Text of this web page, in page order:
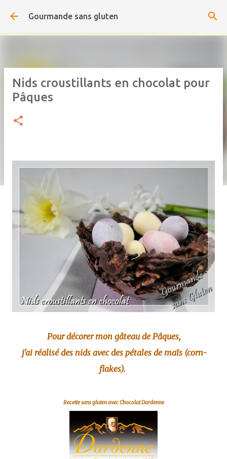
Accéder au contenu principal
Gourmande sans gluten
Nids croustillants en chocolat pour
Pâques
Pour décorer mon gâteau de Pâques,
j'ai réalisé des nids avec des pétales de maïs (corn-
flakes).
Recette sans gluten avecChocolat Dardenne